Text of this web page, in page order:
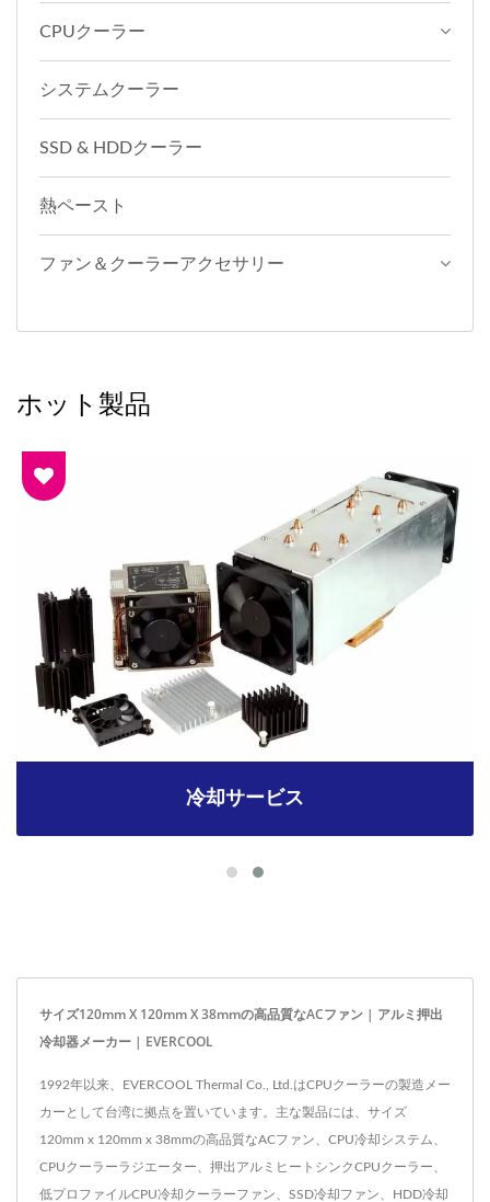
CPUクーラー
システムクーラー
SSD & HDDクーラー
熱ペースト
ファン＆クーラーアクセサリー
ホット製品
冷却サービス
サイズ120mm X 120mm X 38mmの高品質なACファン | アルミ押出
冷却器メーカー | EVERCOOL
1992年以来、EVERCOOL Thermal Co., Ltd.はCPUクーラーの製造メー
カーとして台湾に拠点を置いています。主な製品には、サイズ
120mm x 120mm x 38mmの高品質なACファン、CPU冷却システム、
CPUクーラーラジエーター、押出アルミヒートシンクCPUクーラー、
低プロファイルCPU冷却クーラーファン、SSD冷却ファン、HDD冷却